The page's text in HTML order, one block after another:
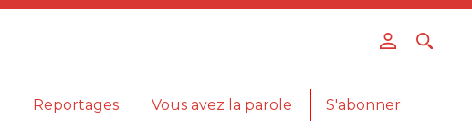
Reportages Vous avez la parole
S'abonner